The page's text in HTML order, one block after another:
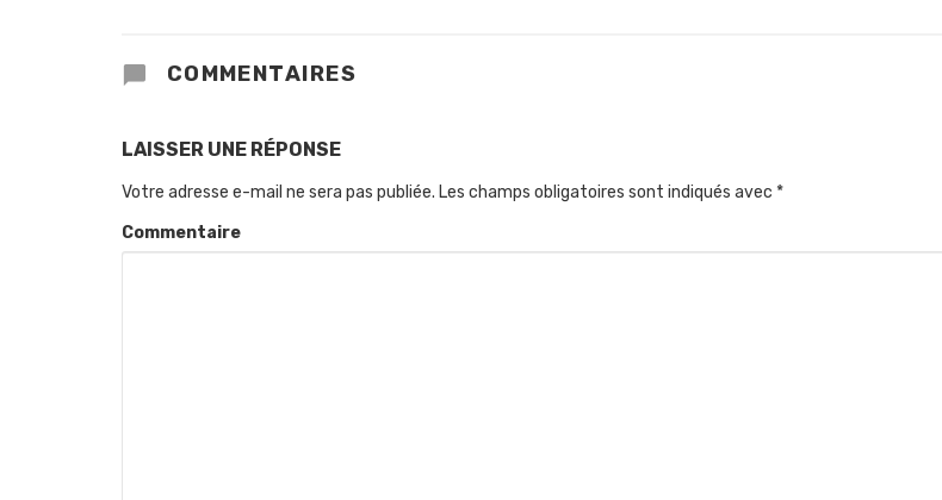
COMMENTAIRES
LAISSER UNE RÉPONSE
Votre adresse e-mail ne sera pas publiée. Les champs obligatoires sont indiqués avec *
Commentaire